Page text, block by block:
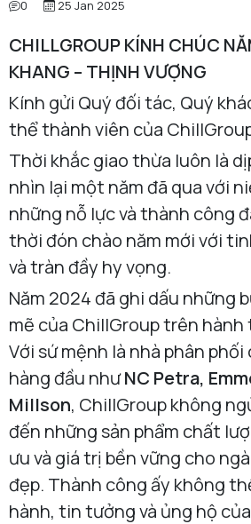
0 25 Jan 2025
CHILLGROUP KÍNH CHÚC
KHANG – THỊNH VƯỢNG
Kính gửi Quý đối tác, Quý
thể thành viên của
Thời khắc giao thừa luôn là
nhìn lại một năm đã qua với
những nỗ lực và thành công
thời đón chào năm mới với
và tràn đầy hy vọng.
Năm 2024 đã ghi dấu những
mẽ của ChillGroup trên
Với sứ mệnh là nhà phân
hàng đầu nhưNC Petra,
Millson, ChillGroup không
đến những sản phẩm chất
ưu và giá trị bền vững cho
đẹp. Thành công ấy không
hành, tin tưởng và ủng hộ